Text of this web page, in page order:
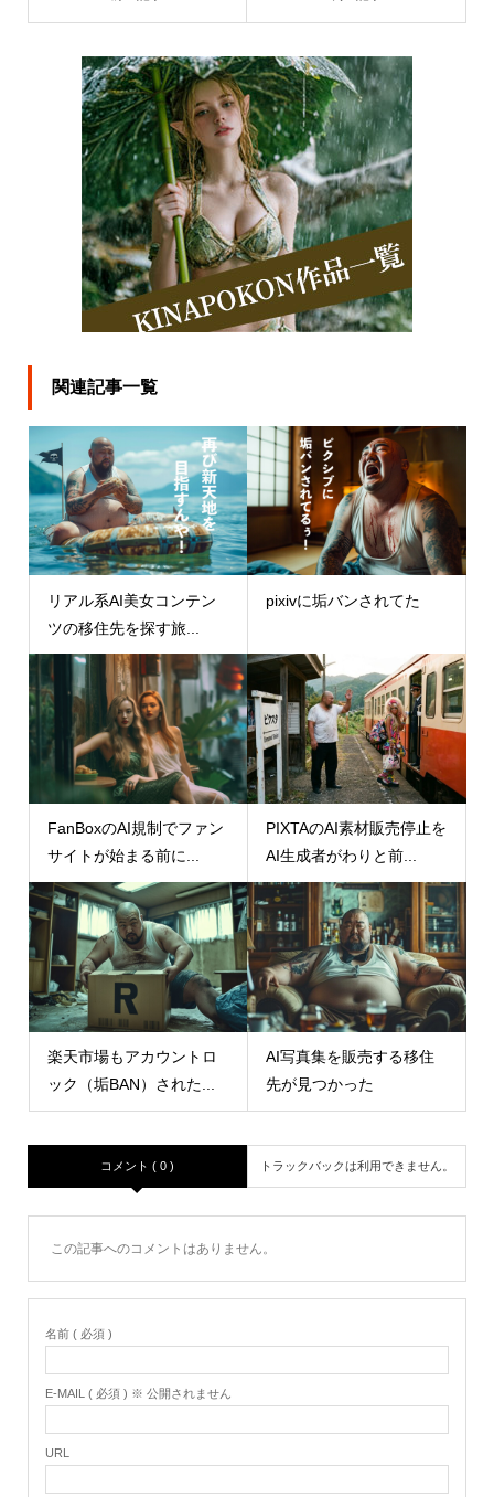
関連記事一覧
リアル系AI美女コンテン
ツの移住先を探す旅...
pixivに垢バンされてた
FanBoxのAI規制でファン
サイトが始まる前に...
PIXTAのAI素材販売停止を
AI生成者がわりと前...
楽天市場もアカウントロ
ック（垢BAN）された...
AI写真集を販売する移住
先が見つかった
コメント ( 0 ) トラックバックは利用できません。
この記事へのコメントはありません。
名前 ( 必須 )
E-MAIL ( 必須 ) ※ 公開されません
URL